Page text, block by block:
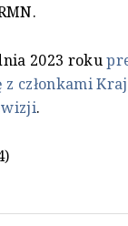
2023 roku
z członkami
.